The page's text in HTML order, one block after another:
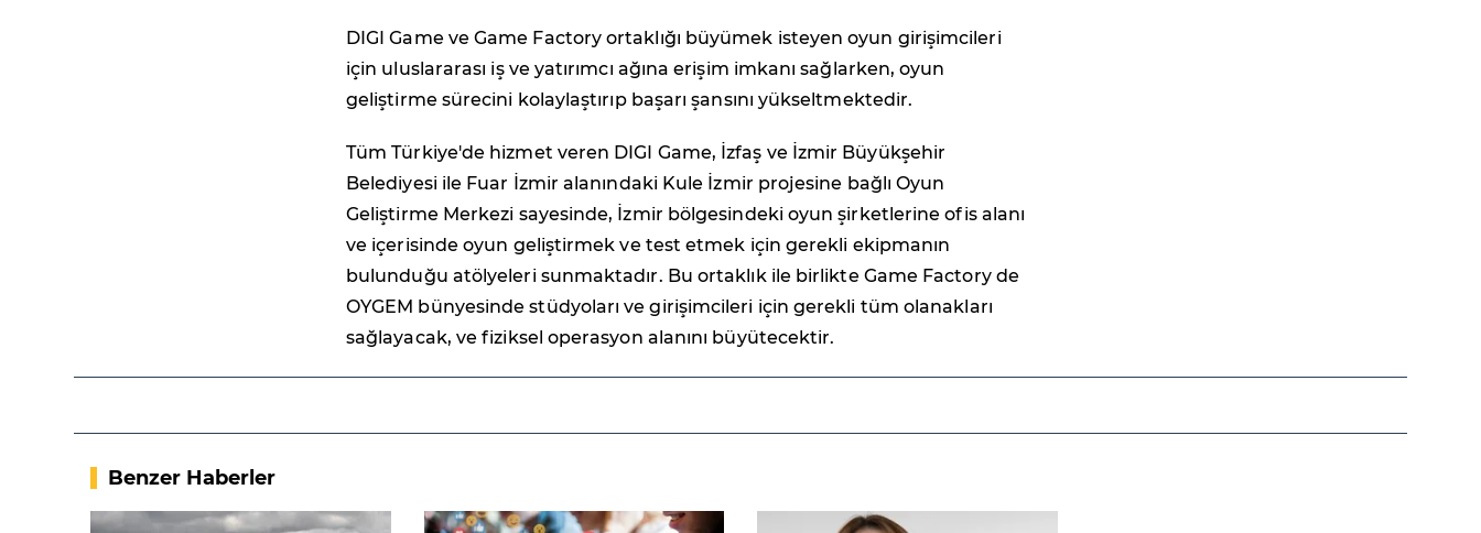
DIGI Game ve Game Factory ortaklığı büyümek isteyen oyun girişimcileri
için uluslararası iş ve yatırımcı ağına erişim imkanı sağlarken, oyun
geliştirme sürecini kolaylaştırıp başarı şansını yükseltmektedir.
Tüm Türkiye'de hizmet veren DIGI Game, İzfaş ve İzmir Büyükşehir
Belediyesi ile Fuar İzmir alanındaki Kule İzmir projesine bağlı Oyun
Geliştirme Merkezi sayesinde, İzmir bölgesindeki oyun şirketlerine ofis alanı
ve içerisinde oyun geliştirmek ve test etmek için gerekli ekipmanın
bulunduğu atölyeleri sunmaktadır. Bu ortaklık ile birlikte Game Factory de
OYGEM bünyesinde stüdyoları ve girişimcileri için gerekli tüm olanakları
sağlayacak, ve fiziksel operasyon alanını büyütecektir.
Benzer Haberler